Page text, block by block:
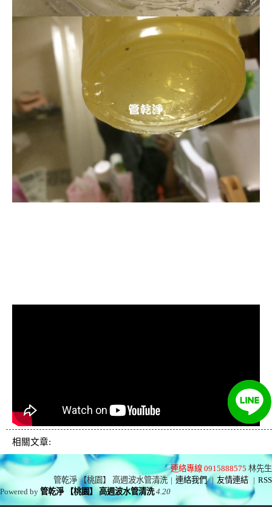
相關文章:
連絡專線 0915888575 林先生
管乾淨 【桃園】 高週波水管清洗 | 連絡我們 | 友情連結 | RSS
Powered by管乾淨 【桃園】 高週波水管清洗 4.20